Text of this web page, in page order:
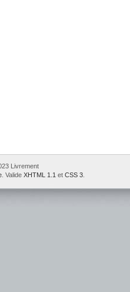
Livrement
. Valide XHTML 1.1 et CSS 3